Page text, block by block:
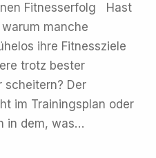
Fitnesserfolg Hast
manche
ihre Fitnessziele
trotz bester
scheitern? Der
im Trainingsplan oder
in dem, was…